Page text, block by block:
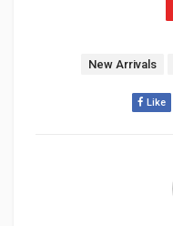
Tags:
New Arrivals
Like